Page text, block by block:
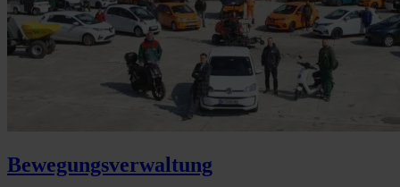
Bewegungsverwaltung